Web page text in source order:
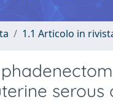
1.1 Articolo in
serous